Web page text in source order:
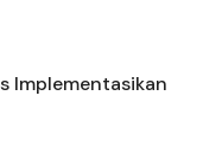
Implementasikan